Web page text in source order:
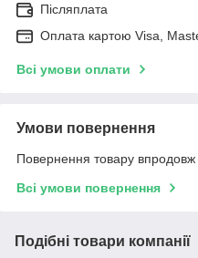
Післяплата
Оплата картою Visa,
Всі умови оплати
Умови повернення
Повернення товару впродовж
Всі умови повернення
Подібні товари компанії